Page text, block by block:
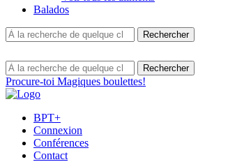
Balados
Procure-toi Magiques boulettes!
BPT+
Connexion
Conférences
Contact